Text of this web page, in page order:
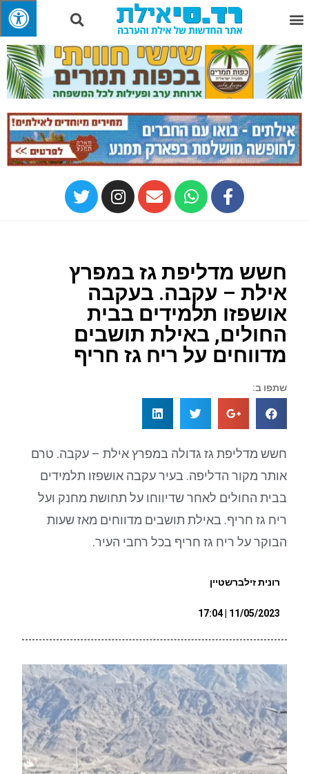
חשש מדליפת גז במפרץ
אילת – עקבה. בעקבה
אושפזו תלמידים בבית
החולים, באילת תושבים
מדווחים על ריח גז חריף
שתפו ב:
חשש מדליפת גז גדולה במפרץ אילת – עקבה. טרם
אותר מקור הדליפה. בעיר עקבה אושפזו תלמידים
בבית החולים לאחר שדיווחו על תחושת מחנק ועל
ריח גז חריף. באילת תושבים מדווחים מאז שעות
הבוקר על ריח גז חריף בכל רחבי העיר.
רונית זילברשטיין
11/05/2023 | 17:04